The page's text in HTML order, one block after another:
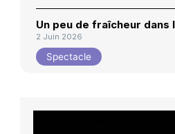
Un peu de fraîcheur dans
2 Juin 2026
Spectacle